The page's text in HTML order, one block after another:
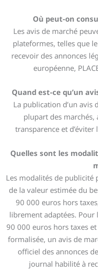
Où peut-on
Les avis de marché
plateformes, telles que le
recevoir des annonces
européenne,
Quand est-ce qu’un
La publication d’un
plupart des
transparence et
Quelles sont les
Les modalités de publicité
de la valeur estimée du
90 000 euros hors
librement adaptées. Pour
90 000 euros hors taxes
formalisée, un avis de
officiel des annonces
journal habilité à